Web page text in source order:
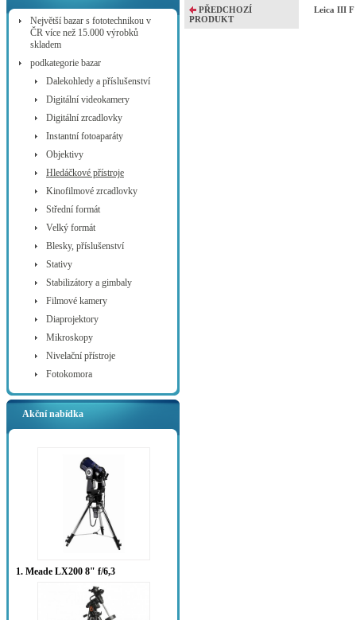
Největší bazar s fototechnikou v
ČR více než 15.000 výrobků
skladem
podkategorie bazar
Dalekohledy a příslušenství
Digitální videokamery
Digitální zrcadlovky
Instantní fotoaparáty
Objektivy
Hledáčkové přístroje
Kinofilmové zrcadlovky
Střední formát
Velký formát
Blesky, příslušenství
Stativy
Stabilizátory a gimbaly
Filmové kamery
Diaprojektory
Mikroskopy
Nivelační přístroje
Fotokomora
Akční nabídka
1. Meade LX200 8" f/6,3
PŘEDCHOZÍ
PRODUKT
Leica III F